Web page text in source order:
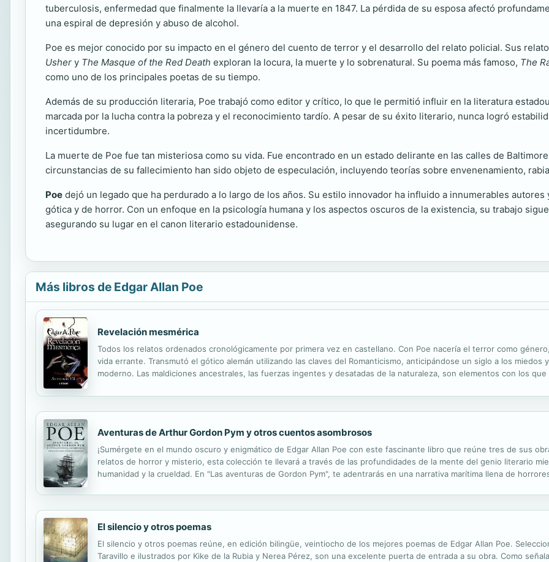
tuberculosis, enfermedad que finalmente la llevaría a la muerte en 1847. La pérdida de su esposa afectó
una espiral de depresión y abuso de alcohol.
Poe es mejor conocido por su impacto en el género del cuento de terror y el desarrollo del relato policial. Sus
Usher y The Masque of the Red Death exploran la locura, la muerte y lo sobrenatural. Su poema más famoso, The
como uno de los principales poetas de su tiempo.
Además de su producción literaria, Poe trabajó como editor y crítico, lo que le permitió influir en la literatura
marcada por la lucha contra la pobreza y el reconocimiento tardío. A pesar de su éxito literario, nunca logró
incertidumbre.
La muerte de Poe fue tan misteriosa como su vida. Fue encontrado en un estado delirante en las calles de
circunstancias de su fallecimiento han sido objeto de especulación, incluyendo teorías sobre envenenamiento,
Poe dejó un legado que ha perdurado a lo largo de los años. Su estilo innovador ha influido a innumerables
gótica y de horror. Con un enfoque en la psicología humana y los aspectos oscuros de la existencia, su trabajo
asegurando su lugar en el canon literario estadounidense.
Más libros de Edgar Allan Poe
Revelación mesmérica
Todos los relatos ordenados cronológicamente por primera vez en castellano. Con Poe nacería el terror como
vida errante. Transmutó el gótico alemán utilizando las claves del Romanticismo, anticipándose un siglo a los miedos
moderno. Las maldiciones ancestrales, las fuerzas ingentes y desatadas de la naturaleza, son elementos con los
Aventuras de Arthur Gordon Pym y otros cuentos asombrosos
¡Sumérgete en el mundo oscuro y enigmático de Edgar Allan Poe con este fascinante libro que reúne tres de sus
relatos de horror y misterio, esta colección te llevará a través de las profundidades de la mente del genio literario
humanidad y la crueldad. En "Las aventuras de Gordon Pym", te adentrarás en una narrativa marítima llena de
El silencio y otros poemas
El silencio y otros poemas reúne, en edición bilingüe, veintiocho de los mejores poemas de Edgar Allan Poe.
Taravillo e ilustrados por Kike de la Rubia y Nerea Pérez, son una excelente puerta de entrada a su obra. Como